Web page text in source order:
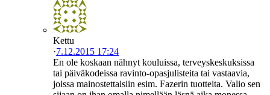
Kettu
·7.12.2015 17:24
En ole koskaan nähnyt kouluissa, terveyskeskuksissa
tai päiväkodeissa ravinto-opasjulisteita tai vastaavia,
joissa mainostettaisiin esim. Fazerin tuotteita. Valio sen